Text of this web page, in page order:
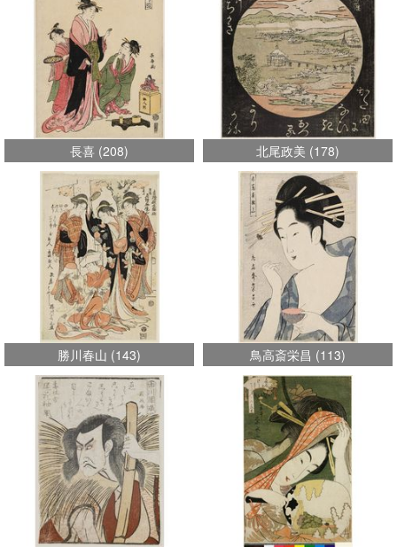
長喜 (208) 北尾政美 (178)
勝川春山 (143) 鳥高斎栄昌 (113)